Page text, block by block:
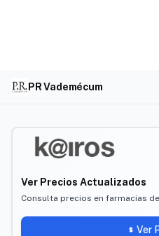
PR Vademécum
Ver Precios Actualizados
Consulta precios en farmacias
Ver